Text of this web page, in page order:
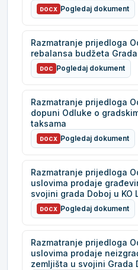
DOCX Pogledaj dokument
Razmatranje prijedloga
rebalansa budžeta
DOC Pogledaj dokument
Razmatranje prijedloga
dopuni Odluke o
taksama
DOCX Pogledaj dokument
Razmatranje prijedloga
uslovima prodaje
svojini grada Doboj u KO
DOCX Pogledaj dokument
Razmatranje prijedloga
uslovima prodaje
zemljišta u svojini Grada